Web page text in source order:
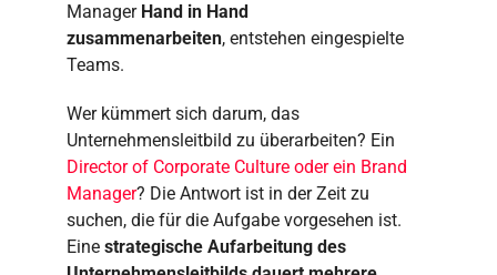
Manager Hand in Hand
zusammenarbeiten, entstehen eingespielte
Teams.
Wer kümmert sich darum, das
Unternehmensleitbild zu überarbeiten? Ein
Director of Corporate Culture oder ein Brand
Manager? Die Antwort ist in der Zeit zu
suchen, die für die Aufgabe vorgesehen ist.
Eine strategische Aufarbeitung des